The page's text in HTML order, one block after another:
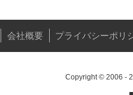
会社概要 プライバシーポリ
Copyright © 2006 -